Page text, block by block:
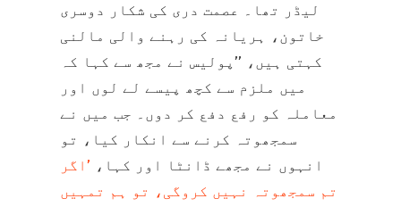
لیڈر تھا۔ عصمت دری کی شکار دوسری
خاتون، ہریانہ کی رہنے والی مالنی
کہتی ہیں، ’’پولیس نے مجھ سے کہا کہ
میں ملزم سے کچھ پیسے لے لوں اور
معاملہ کو رفع دفع کر دوں۔ جب میں نے
سمجھوتہ کرنے سے انکار کیا، تو
انہوں نے مجھے ڈانٹا اور کہا، ’اگر
تم سمجھوتہ نہیں کروگی، تو ہم تمہیں